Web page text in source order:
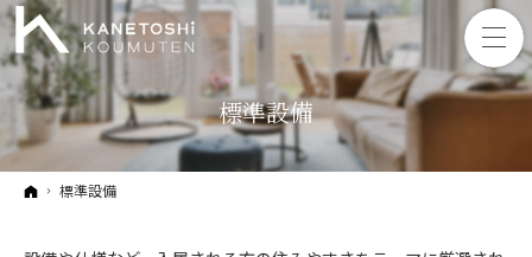
標準設備
ホーム
標準設備